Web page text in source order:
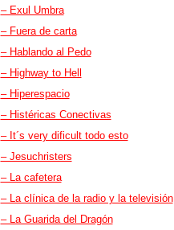
– Exul Umbra
– Fuera de carta
– Hablando al Pedo
– Highway to Hell
– Hiperespacio
– Histéricas Conectivas
– It´s very dificult todo esto
– Jesuchristers
– La cafetera
– La clínica de la radio y la televisión
– La Guarida del Dragón